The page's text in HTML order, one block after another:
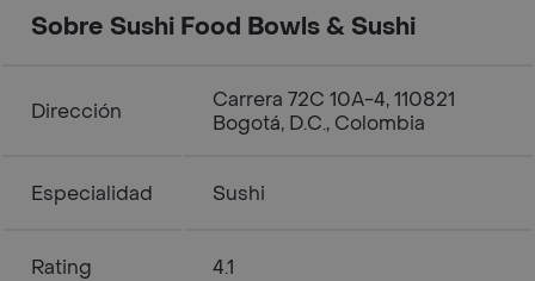
Sobre Sushi Food Bowls & Sushi
Dirección
Carrera 72C 10A-4, 110821
Bogotá, D.C., Colombia
Especialidad Sushi
Rating 4.1